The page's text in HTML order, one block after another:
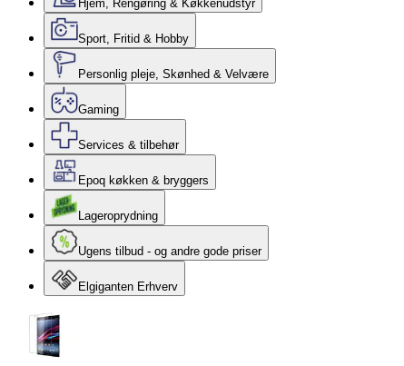
Hjem, Rengøring & Køkkenudstyr
Sport, Fritid & Hobby
Personlig pleje, Skønhed & Velvære
Gaming
Services & tilbehør
Epoq køkken & bryggers
Lageroprydning
Ugens tilbud - og andre gode priser
Elgiganten Erhverv